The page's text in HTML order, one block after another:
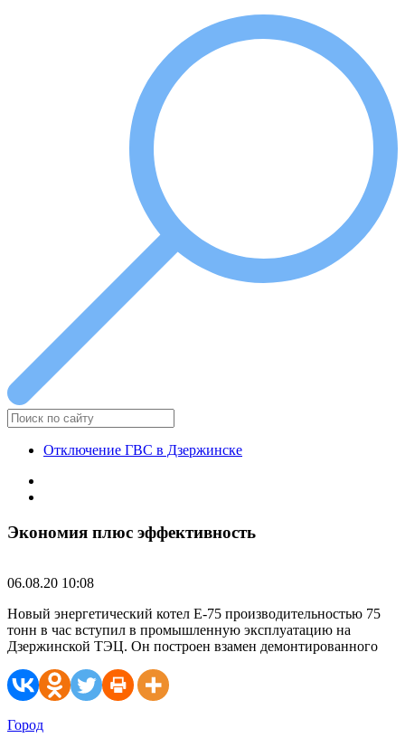
Отключение ГВС в Дзержинске
Экономия плюс эффективность
06.08.20 10:08
Новый энергетический котел Е-75 производительностью 75
тонн в час вступил в промышленную эксплуатацию на
Дзержинской ТЭЦ. Он построен взамен демонтированного
Город